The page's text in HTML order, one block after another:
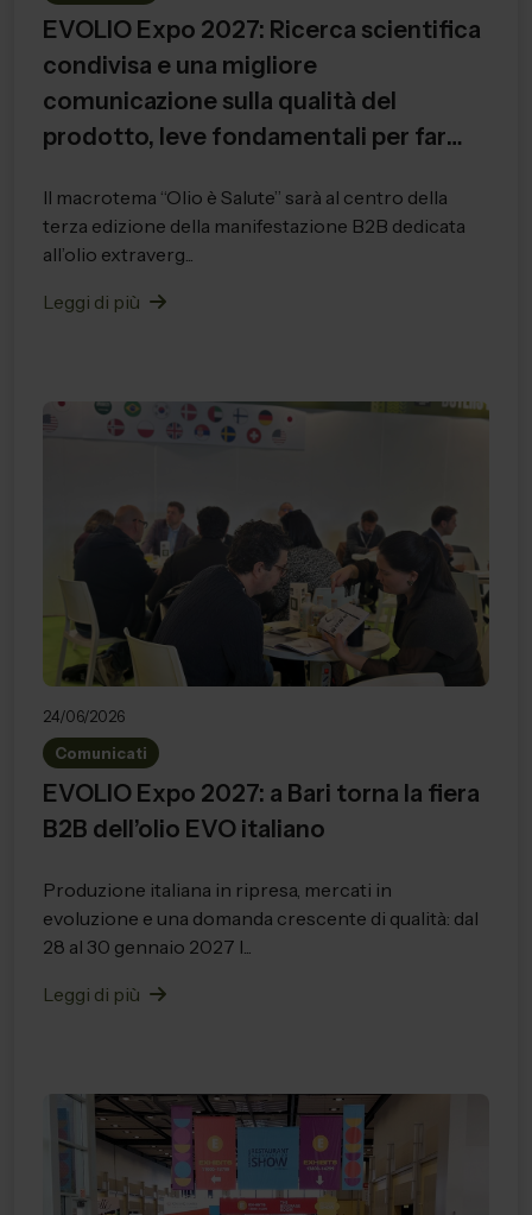
EVOLIO Expo 2027: Ricerca scientifica
condivisa e una migliore
comunicazione sulla qualità del
prodotto, leve fondamentali per far
Il macrotema “Olio è Salute” sarà al centro della
terza edizione della manifestazione B2B dedicata
all’olio extraverg...
Leggi di più
24/06/2026
Comunicati
EVOLIO Expo 2027: a Bari torna la fiera
B2B dell’olio EVO italiano
Produzione italiana in ripresa, mercati in
evoluzione e una domanda crescente di qualità: dal
28 al 30 gennaio 2027 l...
Leggi di più